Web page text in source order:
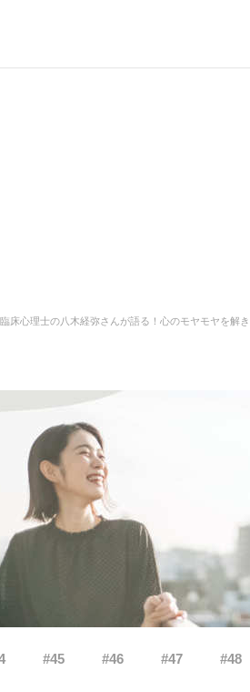
臨床心理士の八木経弥さんが語る！心のモヤモヤを解
#45 #46 #47 #48